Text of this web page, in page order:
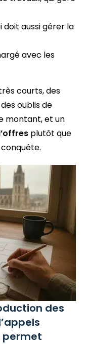
doit aussi gérer la
avec les
courts, des
oublis de
montant, et un
plutôt que
des
permet